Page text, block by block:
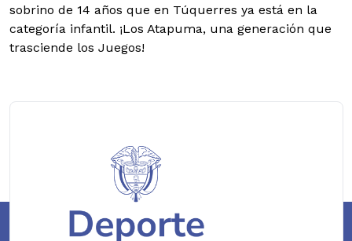
sobrino de 14 años que en Túquerres ya está en la
categoría infantil. ¡Los Atapuma, una generación que
trasciende los Juegos!